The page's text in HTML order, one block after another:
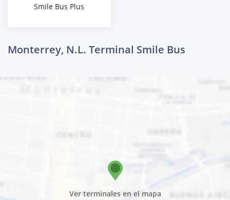
Smile Bus Plus
Monterrey, N.L. Terminal Smile Bus
Ver terminales en el mapa